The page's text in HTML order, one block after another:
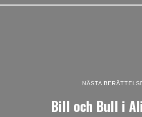
NÄSTA
Bill och Bull i